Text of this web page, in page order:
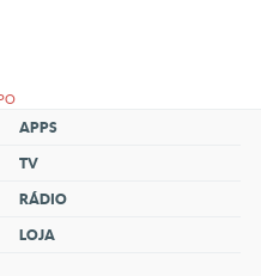
APPS
TV
RÁDIO
LOJA